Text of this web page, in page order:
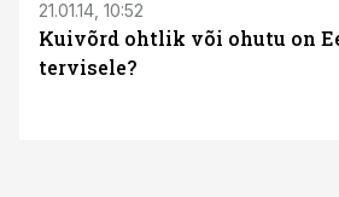
21.01.14, 10:52
Kuivõrd ohtlik või ohutu on
tervisele?